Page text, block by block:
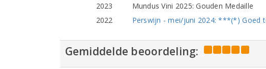
2023
Mundus Vini 2025: Gouden Medaille
2022
Perswijn - mei/juni 2024: ***(*) Goed
Gemiddelde beoordeling: